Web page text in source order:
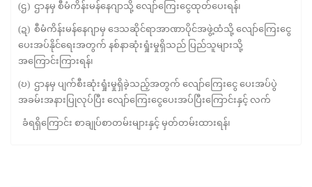
(ဌ) ဌာနမှ စီမံကိန်းမန်နေဂျာသို့ လျော်ကြေးငွေထုတ်ပေးရန်၊
(ဍ) စီမံကိန်းမန်နေဂျာမှ ဒေသဆိုင်ရာအာဏာပိုင်အဖွဲ့ထံသို့ လျော်ကြေးငွေ
ပေးအပ်နိုင်ရေးအတွက် နစ်နာဆုံးရှုံးမှုရှိသည် ပြည်သူများသို့
အကြောင်းကြားရန်၊
(ဎ) ဌာနမှ ပျက်စီးဆုံးရှုံးမှုရှိခဲ့သည့်အတွက် လျော်ကြေးငွေ ပေးအပ်ပွဲ
အခမ်းအနားပြုလုပ်ပြီး လျော်ကြေးငွေပေးအပ်ပြီးကြောင်းနှင့် လက်
ခံရရှိကြောင်း စာချုပ်စာတမ်းများနှင့် မှတ်တမ်းထားရန်၊